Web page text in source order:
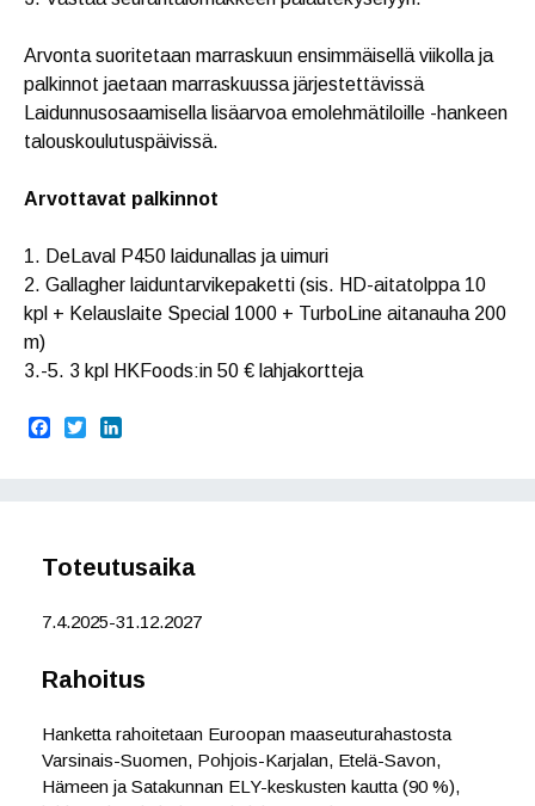
Arvonta suoritetaan marraskuun ensimmäisellä viikolla ja
palkinnot jaetaan marraskuussa järjestettävissä
Laidunnusosaamisella lisäarvoa emolehmätiloille -hankeen
talouskoulutuspäivissä.
Arvottavat palkinnot
1. DeLaval P450 laidunallas ja uimuri
2. Gallagher laiduntarvikepaketti (sis. HD-aitatolppa 10
kpl + Kelauslaite Special 1000 + TurboLine aitanauha 200
m)
3.-5. 3 kpl HKFoods:in 50 € lahjakortteja
o
k
n
Toteutusaika
7.4.2025-31.12.2027
Rahoitus
Hanketta rahoitetaan Euroopan maaseuturahastosta
Varsinais-Suomen, Pohjois-Karjalan, Etelä-Savon,
Hämeen ja Satakunnan ELY-keskusten kautta (90 %),